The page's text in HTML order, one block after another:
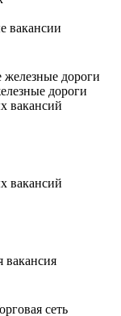
вакансии
дороги
вакансий
вакансий
вакансия